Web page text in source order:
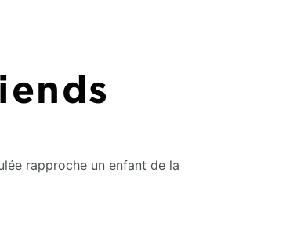
rapproche un enfant de la